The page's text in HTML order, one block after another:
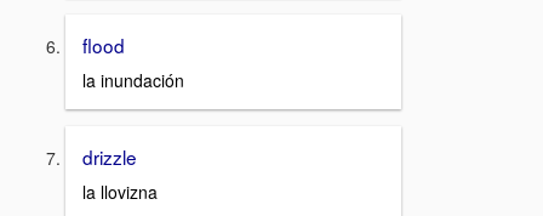
flood
la inundación
drizzle
la llovizna